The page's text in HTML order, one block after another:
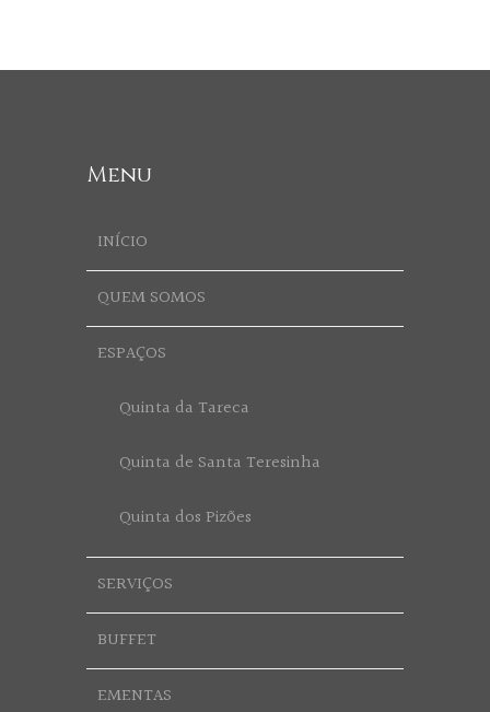
Menu
INÍCIO
QUEM SOMOS
ESPAÇOS
Quinta da Tareca
Quinta de Santa Teresinha
Quinta dos Pizões
SERVIÇOS
BUFFET
EMENTAS